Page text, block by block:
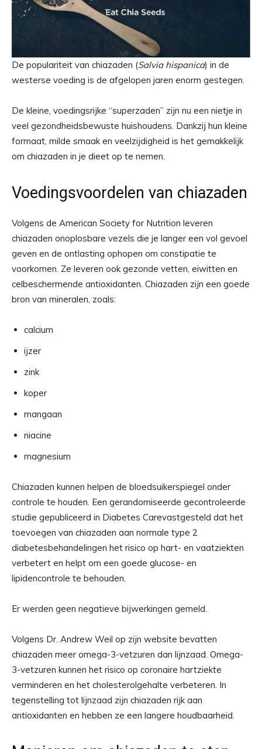
De populariteit van chiazaden (Salvia hispanica) in de
westerse voeding is de afgelopen jaren enorm gestegen.
De kleine, voedingsrijke “superzaden” zijn nu een nietje in
veel gezondheidsbewuste huishoudens. Dankzij hun kleine
formaat, milde smaak en veelzijdigheid is het gemakkelijk
om chiazaden in je dieet op te nemen.
Voedingsvoordelen van chiazaden
Volgens de American Society for Nutrition leveren
chiazaden onoplosbare vezels die je langer een vol gevoel
geven en de ontlasting ophopen om constipatie te
voorkomen. Ze leveren ook gezonde vetten, eiwitten en
celbeschermende antioxidanten. Chiazaden zijn een goede
bron van mineralen, zoals:
calcium
ijzer
zink
koper
mangaan
niacine
magnesium
Chiazaden kunnen helpen de bloedsuikerspiegel onder
controle te houden. Een gerandomiseerde gecontroleerde
studie gepubliceerd in Diabetes Carevastgesteld dat het
toevoegen van chiazaden aan normale type 2
diabetesbehandelingen het risico op hart- en vaatziekten
verbetert en helpt om een ​​goede glucose- en
lipidencontrole te behouden.
Er werden geen negatieve bijwerkingen gemeld.
Volgens Dr. Andrew Weil op zijn website bevatten
chiazaden meer omega-3-vetzuren dan lijnzaad. Omega-
3-vetzuren kunnen het risico op coronaire hartziekte
verminderen en het cholesterolgehalte verbeteren. In
tegenstelling tot lijnzaad zijn chiazaden rijk aan
antioxidanten en hebben ze een langere houdbaarheid.